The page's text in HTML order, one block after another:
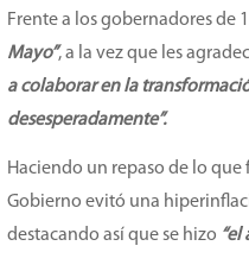
Frente a los gobernadores de
Mayo”, a la vez que les
a colaborar en la
desesperadamente”.
Haciendo un repaso de lo
Gobierno evitó una
destacando así que se hizo “el